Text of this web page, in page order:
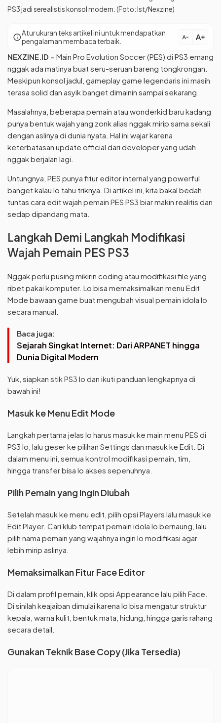
PS3 jadi serealistis konsol modern. (Foto: Ist/Nexzine)
infoAtur ukuran teks artikel ini untuk mendapatkan
pengalaman membaca terbaik.
text_decrease text_increase
NEXZINE.ID – Main Pro Evolution Soccer (PES) di PS3 emang
nggak ada matinya buat seru-seruan bareng tongkrongan.
Meskipun konsol jadul, gameplay game legendaris ini masih
terasa solid dan asyik banget dimainin sampai sekarang.
Masalahnya, beberapa pemain atau wonderkid baru kadang
punya bentuk wajah yang zonk alias nggak mirip sama sekali
dengan aslinya di dunia nyata. Hal ini wajar karena
keterbatasan update official dari developer yang udah
nggak berjalan lagi.
Untungnya, PES punya fitur editor internal yang powerful
banget kalau lo tahu triknya. Di artikel ini, kita bakal bedah
tuntas cara edit wajah pemain PES PS3 biar makin realitis dan
sedap dipandang mata.
Langkah Demi Langkah Modifikasi
Wajah Pemain PES PS3
Nggak perlu pusing mikirin coding atau modifikasi file yang
ribet pakai komputer. Lo bisa memaksimalkan menu Edit
Mode bawaan game buat mengubah visual pemain idola lo
secara manual.
Baca juga:
Sejarah Singkat Internet: Dari ARPANET hingga
Dunia Digital Modern
Yuk, siapkan stik PS3 lo dan ikuti panduan lengkapnya di
bawah ini!
Masuk ke Menu Edit Mode
Langkah pertama jelas lo harus masuk ke main menu PES di
PS3 lo, lalu geser ke pilihan Settings dan masuk ke Edit. Di
dalam menu ini, semua kontrol modifikasi pemain, tim,
hingga transfer bisa lo akses sepenuhnya.
Pilih Pemain yang Ingin Diubah
Setelah masuk ke menu edit, pilih opsi Players lalu masuk ke
Edit Player. Cari klub tempat pemain idola lo bernaung, lalu
pilih nama pemain yang wajahnya ingin lo modifikasi agar
lebih mirip aslinya.
Memaksimalkan Fitur Face Editor
Di dalam profil pemain, klik opsi Appearance lalu pilih Face.
Di sinilah keajaiban dimulai karena lo bisa mengatur struktur
kepala, warna kulit, bentuk mata, hidung, hingga garis rahang
secara detail.
Gunakan Teknik Base Copy (Jika Tersedia)